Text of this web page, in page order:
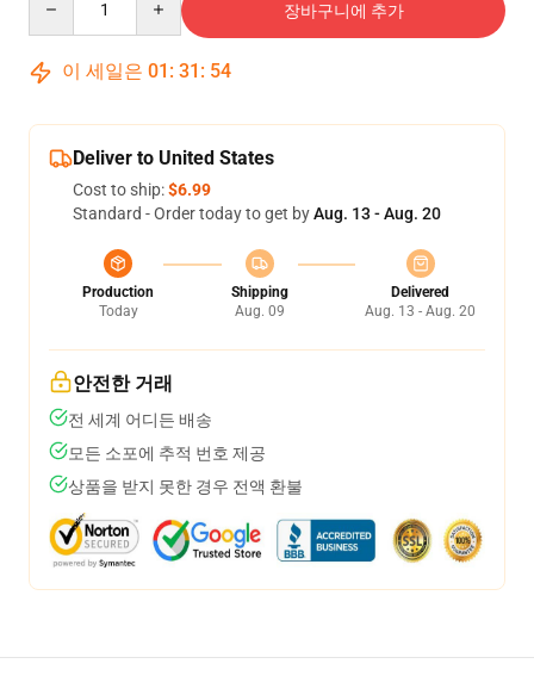
장바구니에 추가
이 세일은 01 : 31 : 53
Deliver to United States
Cost to ship:$6.99
Standard - Order today to get byAug. 13 - Aug. 20
Production
Today
Shipping
Aug. 09
Delivered
Aug. 13 - Aug. 20
안전한 거래
전 세계 어디든 배송
모든 소포에 추적 번호 제공
상품을 받지 못한 경우 전액 환불